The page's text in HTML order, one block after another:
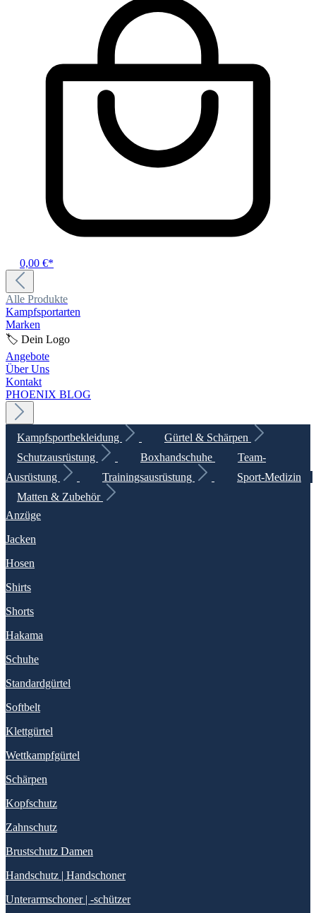
0,00 €*
Alle Produkte
Kampfsportarten
Marken
🏷️ Dein Logo
Angebote
Über Uns
Kontakt
PHOENIX BLOG
Kampfsportbekleidung
Gürtel & Schärpen
Schutzausrüstung
Boxhandschuhe
Team-
Ausrüstung
Trainingsausrüstung
Sport-Medizin
Matten & Zubehör
Anzüge
Jacken
Hosen
Shirts
Shorts
Hakama
Schuhe
Standardgürtel
Softbelt
Klettgürtel
Wettkampfgürtel
Schärpen
Kopfschutz
Zahnschutz
Brustschutz Damen
Handschutz | Handschoner
Unterarmschoner | -schützer